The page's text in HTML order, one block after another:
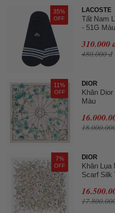
35%
OFF
LACOSTE
Tất Nam
- 51G
310.000
480.000 đ
11%
OFF
DIOR
Khăn
Màu
7%
OFF
DIOR
Khăn Lụa
Scarf Silk